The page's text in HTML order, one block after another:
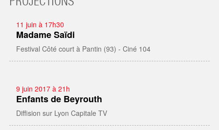
11 juin à 17h30
Madame Saïdi
Festival Côté court à Pantin (93) - Ciné 104
9 juin 2017 à 21h
Enfants de Beyrouth
Diffision sur Lyon Capitale TV